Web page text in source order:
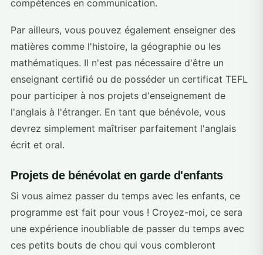
compétences en communication.
Par ailleurs, vous pouvez également enseigner des
matières comme l'histoire, la géographie ou les
mathématiques. Il n'est pas nécessaire d'être un
enseignant certifié ou de posséder un certificat TEFL
pour participer à nos projets d'enseignement de
l'anglais à l'étranger. En tant que bénévole, vous
devrez simplement maîtriser parfaitement l'anglais
écrit et oral.
Projets de bénévolat en garde d'enfants
Si vous aimez passer du temps avec les enfants, ce
programme est fait pour vous ! Croyez-moi, ce sera
une expérience inoubliable de passer du temps avec
ces petits bouts de chou qui vous combleront